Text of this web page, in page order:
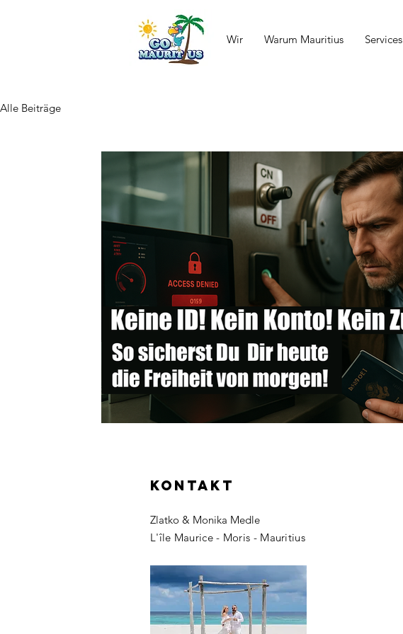
Wir Warum Mauritius Services
Alle Beiträge
KONTAKT
Zlatko & Monika Medle
L'île Maurice - Moris - Mauritius